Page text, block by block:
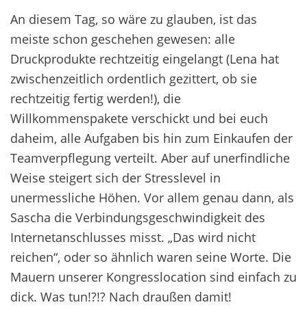
An diesem Tag, so wäre zu glauben, ist das
meiste schon geschehen gewesen: alle
Druckprodukte rechtzeitig eingelangt (Lena hat
zwischenzeitlich ordentlich gezittert, ob sie
rechtzeitig fertig werden!), die
Willkommenspakete verschickt und bei euch
daheim, alle Aufgaben bis hin zum Einkaufen der
Teamverpflegung verteilt. Aber auf unerfindliche
Weise steigert sich der Stresslevel in
unermessliche Höhen. Vor allem genau dann, als
Sascha die Verbindungsgeschwindigkeit des
Internetanschlusses misst. „Das wird nicht
reichen“, oder so ähnlich waren seine Worte. Die
Mauern unserer Kongresslocation sind einfach zu
dick. Was tun!?!? Nach draußen damit!